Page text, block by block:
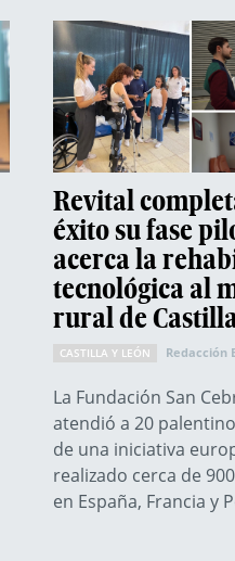
Revital
éxito su fase
acerca la
tecnológica al
rural de
CASTILLA Y LEÓN Redacción
La Fundación San
atendió a 20
de una iniciativa
realizado cerca de
en España, Francia y